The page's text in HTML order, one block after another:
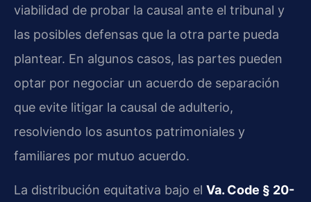
viabilidad de probar la causal ante el tribunal y
las posibles defensas que la otra parte pueda
plantear. En algunos casos, las partes pueden
optar por negociar un acuerdo de separación
que evite litigar la causal de adulterio,
resolviendo los asuntos patrimoniales y
familiares por mutuo acuerdo.
La distribución equitativa bajo el Va. Code § 20-